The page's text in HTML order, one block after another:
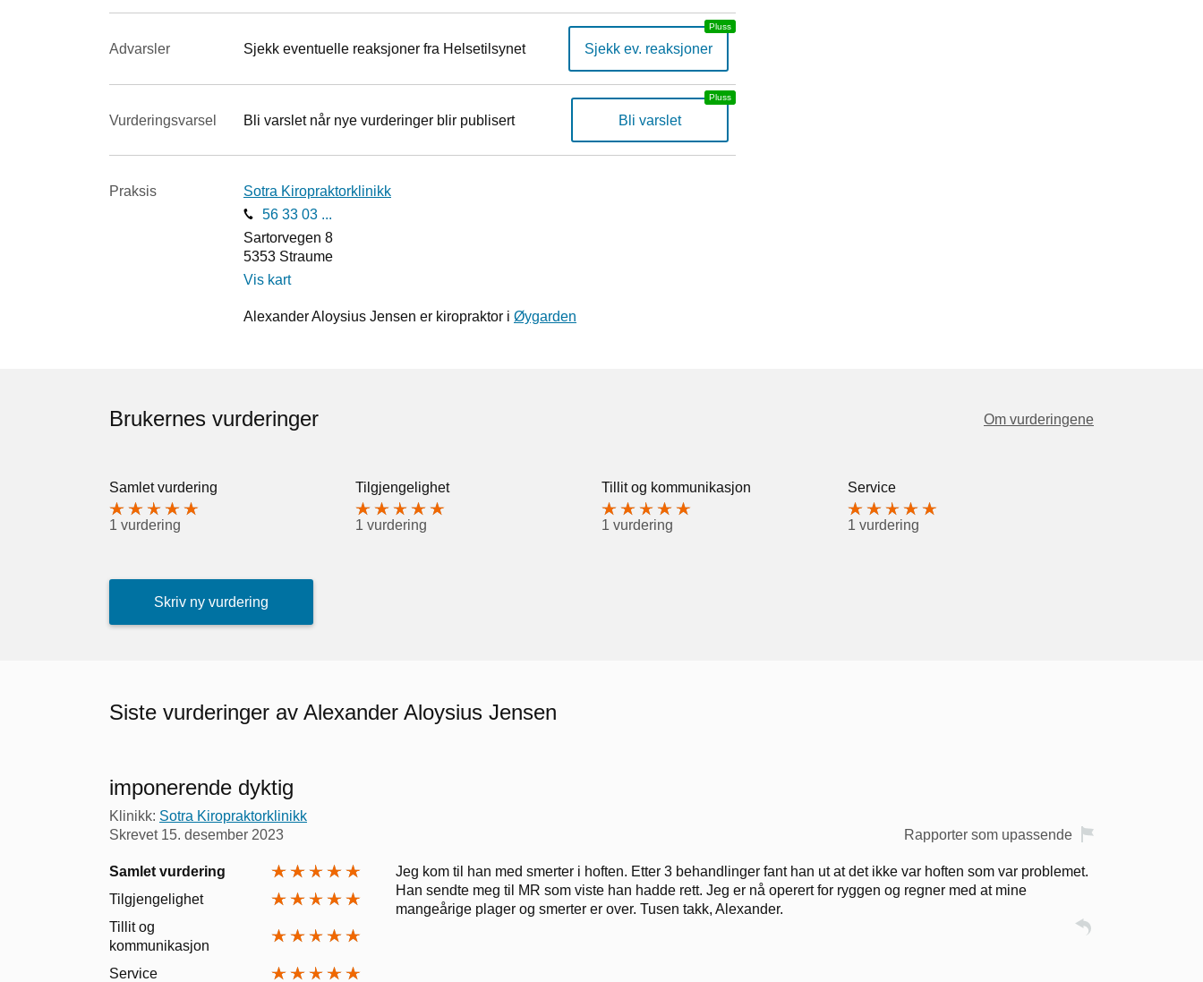
Advarsler Sjekk eventuelle reaksjoner fra Helsetilsynet Sjekk ev. reaksjoner
Vurderings­varsel Bli varslet når nye vurderinger blir publisert Bli varslet
Praksis
Sotra Kiropraktorklinikk
56 33 03 ...
Sartorvegen 8
5353 Straume
Vis kart
Alexander Aloysius Jensen er kiropraktor i Øygarden
Brukernes vurderinger Om vurderingene
Samlet vurdering
1 vurdering
Tilgjengelighet
1 vurdering
Tillit og kommunikasjon
1 vurdering
Service
1 vurdering
Skriv ny vurdering
Siste vurderinger av Alexander Aloysius Jensen
imponerende dyktig
Klinikk: Sotra Kiropraktorklinikk
Skrevet 15. desember 2023 Rapporter som upassende
Samlet vurdering
Tilgjengelighet
Tillit og
kommunikasjon
Service
Jeg kom til han med smerter i hoften. Etter 3 behandlinger fant han ut at det ikke var hoften som var problemet.
Han sendte meg til MR som viste han hadde rett. Jeg er nå operert for ryggen og regner med at mine
mangeårige plager og smerter er over. Tusen takk, Alexander.